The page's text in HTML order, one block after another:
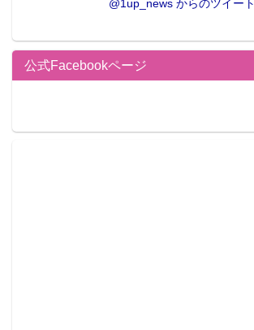
@1up_news からのツイート
公式Facebookページ